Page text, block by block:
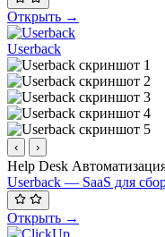
Открыть →
Userback
‹ ›
Help Desk
Userback — SaaS для
Открыть →